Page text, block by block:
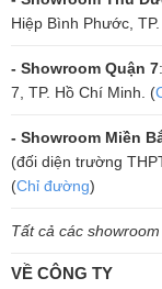
dùng dễ dàng tạo
Hiệp Bình Phước,
- Showroom Quận 7
7, TP. Hồ Chí Minh. (
- Showroom Miền
(đối diện trường
(Chỉ đường)
Tất cả các
VỀ CÔNG TY